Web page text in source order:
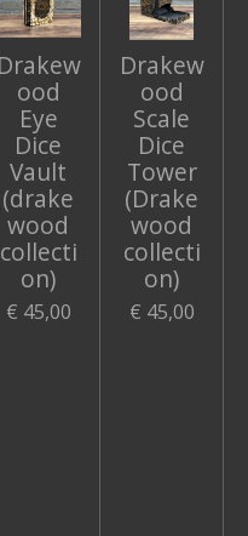
Drakew
ood
Eye
Dice
Vault
(drake
wood
collecti
on)
€ 45,00
Drakew
ood
Scale
Dice
Tower
(Drake
wood
collecti
on)
€ 45,00